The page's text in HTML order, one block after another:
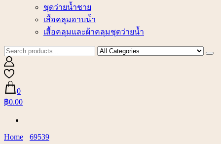
ชุดว่ายน้ำชาย
เสื้อคลุมอาบน้ำ
เสื้อคลุมและผ้าคลุมชุดว่ายน้ำ
0
฿0.00
Home 69539